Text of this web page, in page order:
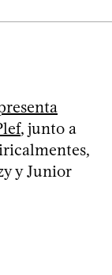
, junto a
y Junior